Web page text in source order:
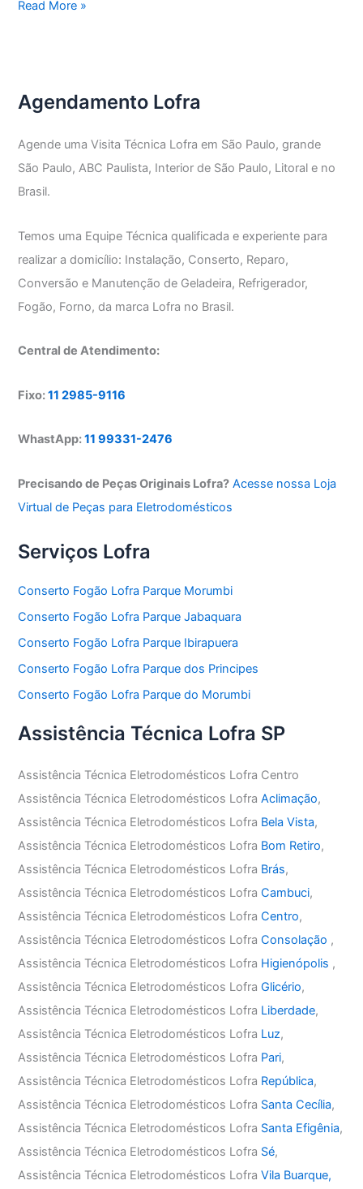
Assistência
Read More »
Agendamento Lofra
Agende uma Visita Técnica Lofra em São Paulo, grande
São Paulo, ABC Paulista, Interior de São Paulo, Litoral e no
Brasil.
Temos uma Equipe Técnica qualificada e experiente para
realizar a domicílio: Instalação, Conserto, Reparo,
Conversão e Manutenção de Geladeira, Refrigerador,
Fogão, Forno, da marca Lofra no Brasil.
Central de Atendimento:
Fixo:11 2985-9116
WhastApp:11 99331-2476
Precisando de Peças Originais Lofra? Acesse nossa Loja
Virtual de Peças para Eletrodomésticos
Serviços Lofra
Conserto Fogão Lofra Parque Morumbi
Conserto Fogão Lofra Parque Jabaquara
Conserto Fogão Lofra Parque Ibirapuera
Conserto Fogão Lofra Parque dos Principes
Conserto Fogão Lofra Parque do Morumbi
Assistência Técnica Lofra SP
Assistência Técnica Eletrodomésticos Lofra Centro
Assistência Técnica Eletrodomésticos LofraAclimação,
Assistência Técnica Eletrodomésticos Lofra Bela Vista,
Assistência Técnica Eletrodomésticos Lofra Bom Retiro,
Assistência Técnica Eletrodomésticos Lofra Brás,
Assistência Técnica Eletrodomésticos LofraCambuci,
Assistência Técnica Eletrodomésticos LofraCentro,
Assistência Técnica Eletrodomésticos LofraConsolação ,
Assistência Técnica Eletrodomésticos Lofra Higienópolis ,
Assistência Técnica Eletrodomésticos LofraGlicério,
Assistência Técnica Eletrodomésticos Lofra Liberdade,
Assistência Técnica Eletrodomésticos Lofra Luz,
Assistência Técnica Eletrodomésticos Lofra Pari,
Assistência Técnica Eletrodomésticos Lofra República,
Assistência Técnica Eletrodomésticos Lofra Santa Cecília,
Assistência Técnica Eletrodomésticos Lofra Santa Efigênia,
Assistência Técnica Eletrodomésticos Lofra Sé,
Assistência Técnica Eletrodomésticos LofraVila Buarque,